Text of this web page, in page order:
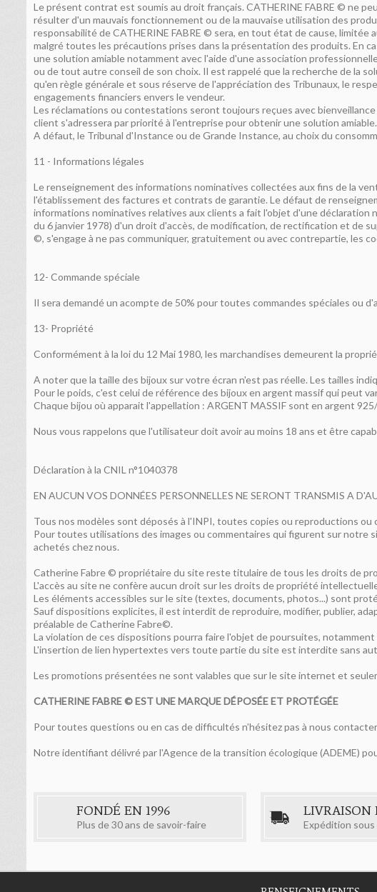
Le présent contrat est soumis au droit français. CATHERINE FABRE © ne
résulter d'un mauvais fonctionnement ou de la mauvaise utilisation des
responsabilité de CATHERINE FABRE © sera, en tout état de cause,
malgré toutes les précautions prises dans la présentation des produits. En
une solution amiable notamment avec l'aide d'une association
ou de tout autre conseil de son choix. Il est rappelé que la recherche de la
qu'en règle générale et sous réserve de l'appréciation des Tribunaux, le
engagements financiers envers le vendeur.
Les réclamations ou contestations seront toujours reçues avec
client s'adressera par priorité à l'entreprise pour obtenir une solution amiable.
A défaut, le Tribunal d'Instance ou de Grande Instance, au choix du
11 - Informations légales
Le renseignement des informations nominatives collectées aux fins de la
l'établissement des factures et contrats de garantie. Le défaut de
informations nominatives relatives aux clients a fait l'objet d'une déclaration
du 6 janvier 1978) d'un droit d'accès, de modification, de rectification et de
©, s'engage à ne pas communiquer, gratuitement ou avec contrepartie, les
12- Commande spéciale
Il sera demandé un acompte de 50% pour toutes commandes spéciales ou
13- Propriété
Conformément à la loi du 12 Mai 1980, les marchandises demeurent la
A noter que la taille des bijoux sur votre écran n'est pas réelle. Les tailles
Pour le poids, c'est celui de référence des bijoux en argent massif qui peut
Chaque bijou où apparait l'appellation : ARGENT MASSIF sont en argent
Nous vous rappelons que l'utilisateur doit avoir au moins 18 ans et être
Déclaration à la CNIL n°1040378
EN AUCUN VOS DONNÉES PERSONNELLES NE SERONT TRANSMIS A
Tous nos modèles sont déposés à l'INPI, toutes copies ou reproductions
Pour toutes utilisations des images ou commentaires qui figurent sur notre
achetés chez nous.
Catherine Fabre © propriétaire du site reste titulaire de tous les droits de
L'accès au site ne confère aucun droit sur les droits de propriété
Les éléments accessibles sur le site (textes, documents, photos...) sont
Sauf dispositions explicites, il est interdit de reproduire, modifier, publier,
préalable de Catherine Fabre©.
La violation de ces dispositions pourra faire l'objet de poursuites,
L'insertion de lien hypertextes vers toute partie du site est interdite sans
Les promotions présentées ne sont valables que sur le site internet et
CATHERINE FABRE © EST UNE MARQUE DÉPOSÉE ET PROTÉGÉE
Pour toutes questions ou en cas de difficultés n’hésitez pas à nous
Notre identifiant délivré par l'Agence de la transition écologique (ADEME)
FONDÉ EN 1996
Plus de 30 ans de savoir-faire
LIVRAISON
Expédition sous